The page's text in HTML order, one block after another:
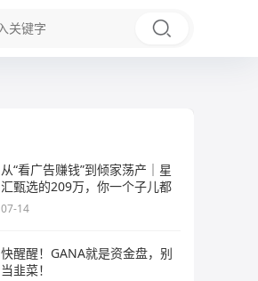
从“看广告赚钱”到倾家荡产｜星
汇甄选的209万，你一个子儿都
07-14
快醒醒！GANA就是资金盘，别
当韭菜！